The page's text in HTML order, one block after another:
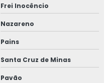
Frei Inocêncio
Nazareno
Pains
Santa Cruz de Minas
Pavão